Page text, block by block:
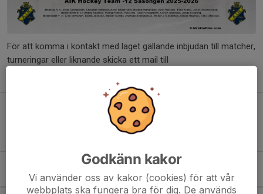
För att komma i kontakt med laget gällande inbjudan till matcher,
turneringar eller liknande skicka ett mail till
AIK Team 12 Instagram
Kommande aktiviteter
Godkänn kakor
Vi använder oss av kakor (cookies) för att vår
webbplats ska fungera bra för dig. De används